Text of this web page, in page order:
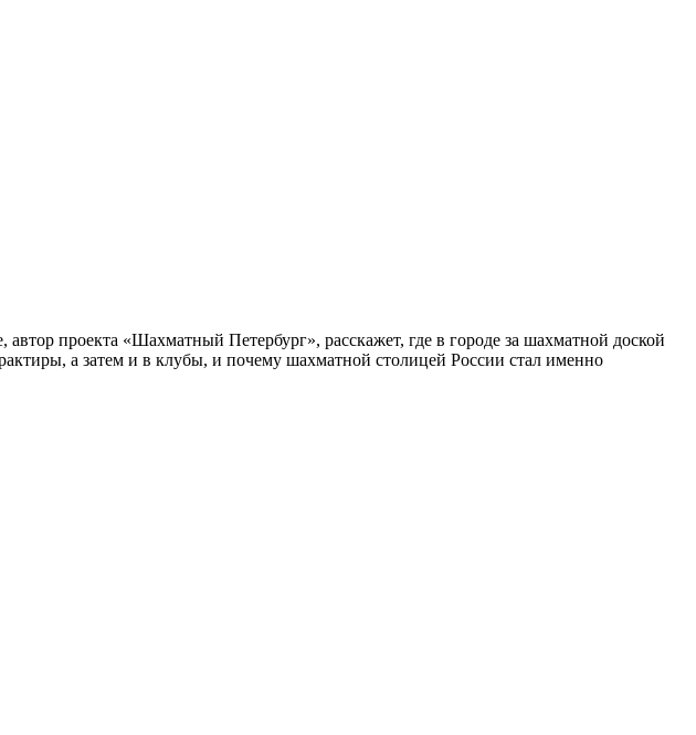
проекта «Шахматный Петербург», расскажет, где в городе за шахматной доской
а затем и в клубы, и почему шахматной столицей России стал именно